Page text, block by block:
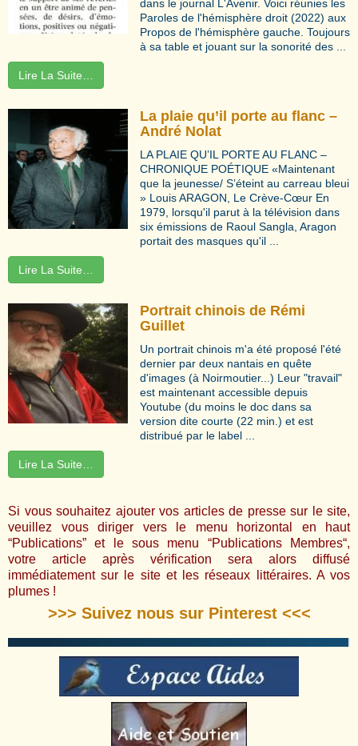
dans le journal L'Avenir. Voici réunies les
Paroles de l'hémisphère droit (2022) aux
Propos de l'hémisphère gauche. Toujours
à sa table et jouant sur la sonorité des ...
Lire La Suite…
La plaie qu’il porte au flanc –
André Nolat
LA PLAIE QU’IL PORTE AU FLANC –
CHRONIQUE POÉTIQUE «Maintenant
que la jeunesse/ S’éteint au carreau bleui
» Louis ARAGON, Le Crève-Cœur En
1979, lorsqu'il parut à la télévision dans
six émissions de Raoul Sangla, Aragon
portait des masques qu'il ...
Lire La Suite…
Portrait chinois de Rémi
Guillet
Un portrait chinois m'a été proposé l'été
dernier par deux nantais en quête
d'images (à Noirmoutier...) Leur "travail"
est maintenant accessible depuis
Youtube (du moins le doc dans sa
version dite courte (22 min.) et est
distribué par le label ...
Lire La Suite…
Si vous souhaitez ajouter vos articles de presse sur le site,
veuillez vous diriger vers le menu horizontal en haut
“Publications” et le sous menu “Publications Membres“,
votre article après vérification sera alors diffusé
immédiatement sur le site et les réseaux littéraires. A vos
plumes !
>>> Suivez nous sur Pinterest <<<